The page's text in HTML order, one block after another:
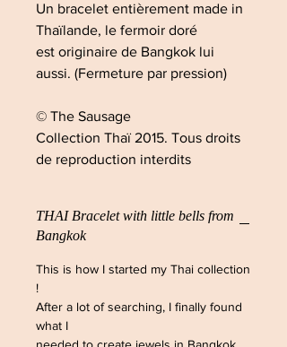
Un bracelet entièrement made in
Thaïlande, le fermoir doré
est originaire de Bangkok lui
aussi. (Fermeture par pression)
© The Sausage
Collection Thaï 2015. Tous droits
de reproduction interdits
THAI Bracelet with little bells from
Bangkok
This is how I started my Thai collection
!
After a lot of searching, I finally found
what I